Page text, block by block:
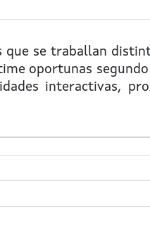
se traballan
oportunas
interactivas,